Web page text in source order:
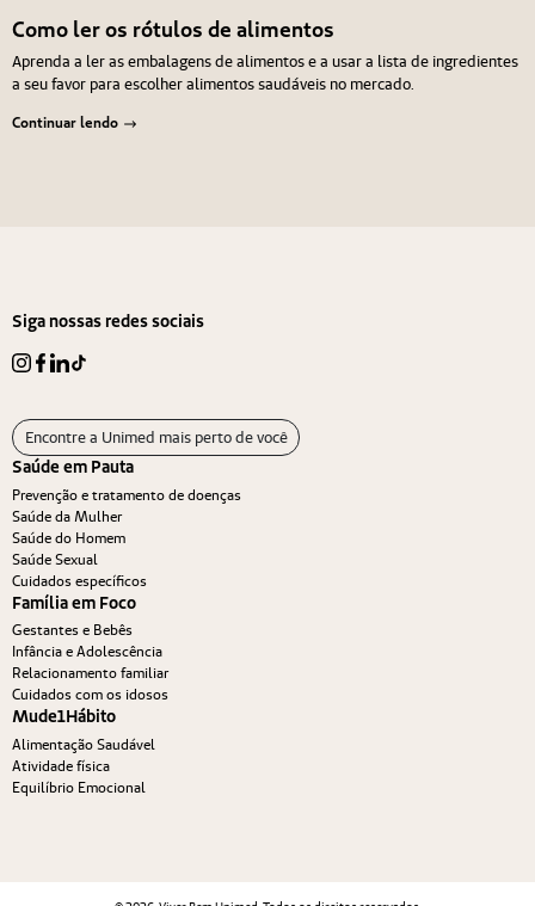
Como ler os rótulos de alimentos
Aprenda a ler as embalagens de alimentos e a usar a lista de ingredientes
a seu favor para escolher alimentos saudáveis no mercado.
Continuar lendo
Siga nossas redes sociais
Encontre a Unimed mais perto de você
Saúde em Pauta
Prevenção e tratamento de doenças
Saúde da Mulher
Saúde do Homem
Saúde Sexual
Cuidados específicos
Família em Foco
Gestantes e Bebês
Infância e Adolescência
Relacionamento familiar
Cuidados com os idosos
Mude1Hábito
Alimentação Saudável
Atividade física
Equilíbrio Emocional